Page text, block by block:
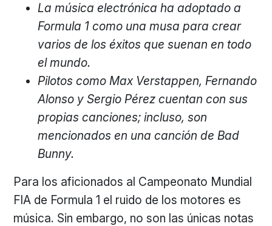
La música electrónica ha adoptado a
Formula 1 como una musa para crear
varios de los éxitos que suenan en todo
el mundo.
Pilotos como Max Verstappen, Fernando
Alonso y Sergio Pérez cuentan con sus
propias canciones; incluso, son
mencionados en una canción de Bad
Bunny.
Para los aficionados al Campeonato Mundial
FIA de Formula 1 el ruido de los motores es
música. Sin embargo, no son las únicas notas